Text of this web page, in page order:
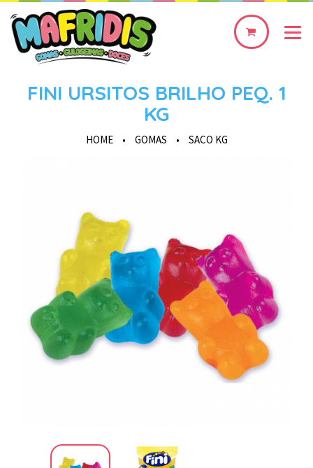
0
FINI URSITOS BRILHO PEQ. 1
KG
HOME • GOMAS • SACO KG